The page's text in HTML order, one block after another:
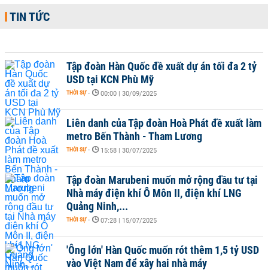
TIN TỨC
Tập đoàn Hàn Quốc đề xuất dự án tối đa 2 tỷ
USD tại KCN Phù Mỹ
THỜI SỰ - 00:00 | 30/09/2025
Liên danh của Tập đoàn Hoà Phát đề xuất làm
metro Bến Thành - Tham Lương
THỜI SỰ - 15:58 | 30/07/2025
Tập đoàn Marubeni muốn mở rộng đầu tư tại
Nhà máy điện khí Ô Môn II, điện khí LNG
Quảng Ninh,...
THỜI SỰ - 07:28 | 15/07/2025
'Ông lớn' Hàn Quốc muốn rót thêm 1,5 tỷ USD
vào Việt Nam để xây hai nhà máy